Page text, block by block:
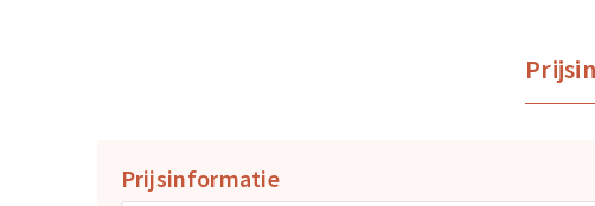
Prijsinformatie